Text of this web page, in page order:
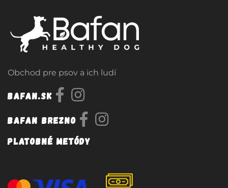
Obchod pre psov a ich ludí
Bafan.sk
Bafan Brezno
Platobné metódy